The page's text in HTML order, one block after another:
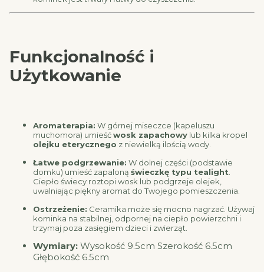
Funkcjonalność i
Użytkowanie
Aromaterapia: W górnej miseczce (kapeluszu
muchomora) umieśćwosk zapachowy lub kilka kropel
olejku eterycznego z niewielką ilością wody.
Łatwe podgrzewanie: W dolnej części (podstawie
domku) umieść zapaloną świeczkę typu tealight
Ciepło świecy roztopi wosk lub podgrzeje olejek,
uwalniając piękny aromat do Twojego pomieszczenia.
Ostrzeżenie: Ceramika może się mocno nagrzać. Używaj
kominka na stabilnej, odpornej na ciepło powierzchni i
trzymaj poza zasięgiem dzieci i zwierząt.
Wymiary: Wysokość 9.5cm Szerokość 6.5cm
Głębokość 6.5cm